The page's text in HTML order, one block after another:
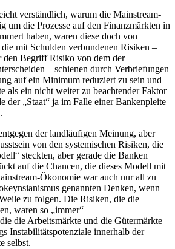
verständlich, warum die Mainstream-
um die Prozesse auf den Finanzmärkten in
haben, waren diese doch von
mit Schulden verbundenen Risiken –
den Begriff Risiko von dem der
– schienen durch Verbriefungen
auf ein Minimum reduziert zu sein und
als ein nicht weiter zu beachtender Faktor
der „Staat“ ja im Falle einer Bankenpleite
der landläufigen Meinung, aber
von den systemischen Risiken, die
steckten, aber gerade die Banken
auf die Chancen, die dieses Modell mit
Ökonomie war auch nur all zu
genannten Denken, wenn
zu folgen. Die Risiken, die die
waren so „immer“
die Arbeitsmärkte und die Gütermärkte
Instabilitätspotenziale innerhalb der
selbst.